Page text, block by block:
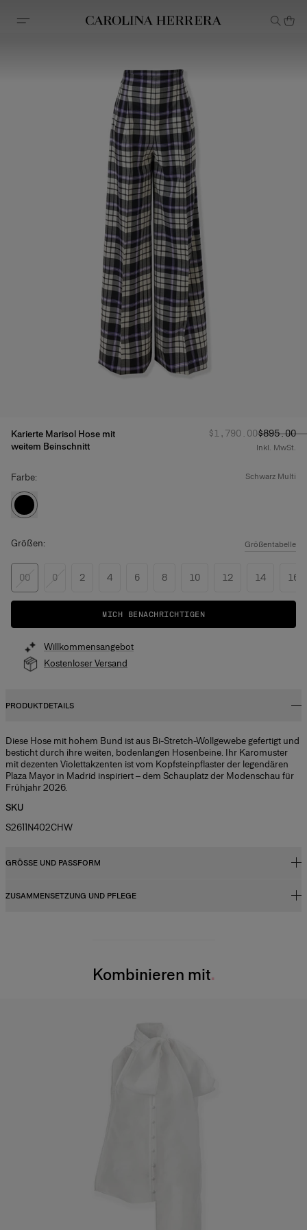
Erklärung zur Barrierefreiheit (Link)
Karierte Marisol Hose mit
weitem Beinschnitt
Regulärer Preis:
$1,790.00$895.00
Inkl. MwSt.
Farbe: schwarz multi
Größen: Größentabelle
00 0 2 4 6 8 10 12 14 16
MICH BENACHRICHTIGEN
Willkommensangebot
Kostenloser Versand
PRODUKTDETAILS
Diese Hose mit hohem Bund ist aus Bi-Stretch-Wollgewebe gefertigt und
besticht durch ihre weiten, bodenlangen Hosenbeine. Ihr Karomuster
mit dezenten Violettakzenten ist vom Kopfsteinpflaster der legendären
Plaza Mayor in Madrid inspiriert – dem Schauplatz der Modenschau für
Frühjahr 2026.
SKU
S2611N402CHW
GRÖSSE UND PASSFORM
Hoher Bund, weites Bein
ZUSAMMENSETZUNG UND PFLEGE
Nur chemische ReinigungKombinieren mit